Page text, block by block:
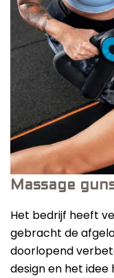
Massage
Het bedrijf heeft
gebracht de
doorlopend
design en het idee